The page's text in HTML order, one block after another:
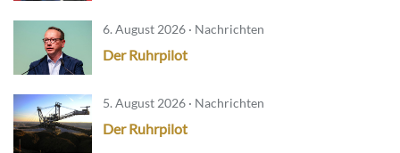
6. August 2026 · Nachrichten
Der Ruhrpilot
5. August 2026 · Nachrichten
Der Ruhrpilot